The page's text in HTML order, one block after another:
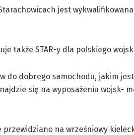
jest
także STAR-y dla polskiego
do dobrego samochodu, jakim
się na wyposażeniu wojsk-
na wrześniowy